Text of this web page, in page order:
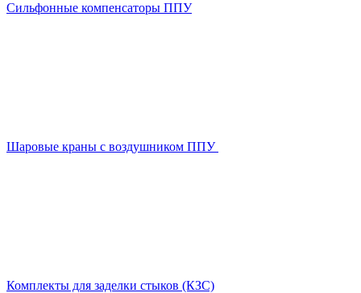
Сильфонные компенсаторы ППУ
Шаровые краны с воздушником ППУ
Комплекты для заделки стыков (КЗС)